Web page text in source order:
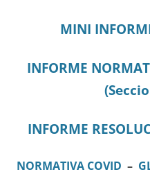
MINI
INFORME
INFORME
NORMATIVA COVID –